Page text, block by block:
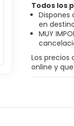
Todos los
Dispones
en
MUY
Los precios
online y